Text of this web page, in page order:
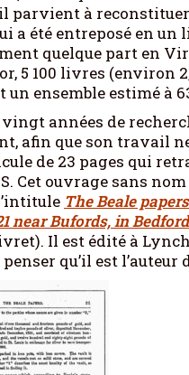
parvient à
a été entreposé en un
quelque part en
5 100 livres (environ
un ensemble estimé à
années de
afin que son travail
de 23 pages qui
Cet ouvrage sans
The Beale
near Bufords, in
Il est édité à
qu’il est l’auteur